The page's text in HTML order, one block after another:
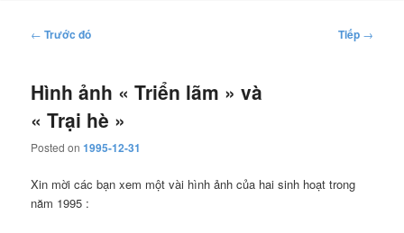
Điều
viết
← Trước đó Tiếp →
Hình ảnh « Triển lãm » và
« Trại hè »
Posted on1995-12-31
Xin mời các bạn xem một vài hình ảnh của hai sinh hoạt trong
năm 1995 :